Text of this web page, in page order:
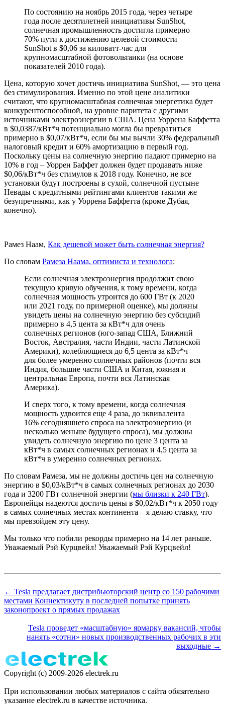
По состоянию на ноябрь 2015 года, через четыре
года после десятилетней инициативы SunShot,
солнечная промышленность достигла примерно
70% пути к достижению целевой стоимости
SunShot в $0,06 за киловатт-час для
крупномасштабной фотовольтаики (на основе
показателей 2010 года).
Цена, которую хочет достичь инициатива SunShot, — это цена
без стимулирования. Именно по этой цене аналитики
считают, что крупномасштабная солнечная энергетика будет
конкурентоспособной, на уровне паритета с другими
источниками электроэнергии в США. Цена Уоррена Баффетта
в $0,0387/кВт*ч потенциально могла бы превратиться
примерно в $0,07/кВт*ч, если бы мы вычли 30% федеральный
налоговый кредит и 60% амортизацию в первый год.
Поскольку цены на солнечную энергию падают примерно на
10% в год – Уоррен Баффет должен будет продавать ниже
$0,06/кВт*ч без стимулов к 2018 году. Конечно, не все
установки будут построены в сухой, солнечной пустыне
Невады с кредитными рейтингами клиентов такими же
безупречными, как у Уоррена Баффетта (кроме Дубая,
конечно).
Рамез Наам, Как дешевой может быть солнечная энергия?
По словам Рамеза Наама, оптимиста и технолога:
Если солнечная электроэнергия продолжит свою
текущую кривую обучения, к тому времени, когда
солнечная мощность утроится до 600 ГВт (к 2020
или 2021 году, по примерной оценке), мы должны
увидеть цены на солнечную энергию без субсидий
примерно в 4,5 цента за кВт*ч для очень
солнечных регионов (юго-запад США, Ближний
Восток, Австралия, части Индии, части Латинской
Америки), колеблющиеся до 6,5 цента за кВт*ч
для более умеренно солнечных районов (почти вся
Индия, большие части США и Китая, южная и
центральная Европа, почти вся Латинская
Америка).
И сверх того, к тому времени, когда солнечная
мощность удвоится еще 4 раза, до эквивалента
16% сегодняшнего спроса на электроэнергию (и
несколько меньше будущего спроса), мы должны
увидеть солнечную энергию по цене 3 цента за
кВт*ч в самых солнечных регионах и 4,5 цента за
кВт*ч в умеренно солнечных регионах.
По словам Рамеза, мы не должны достичь цен на солнечную
энергию в $0,03/кВт*ч в самых солнечных регионах до 2030
года и 3200 ГВт солнечной энергии (мы близки к 240 ГВт).
Европейцы надеются достичь цены в $0,02/кВт*ч к 2050 году
в самых солнечных местах континента – я делаю ставку, что
мы превзойдем эту цену.
Мы только что побили рекорды примерно на 14 лет раньше.
Уважаемый Рэй Курцвейл! Уважаемый Рэй Курцвейл!
← Tesla предлагает дистрибьюторский центр со 150 рабочими
местами Коннектикуту в последней попытке принять
законопроект о прямых продажах
Tesla проведет «масштабную» ярмарку вакансий, чтобы
нанять «сотни» новых производственных рабочих в эти
выходные →
Copyright (c) 2009-2026 electrek.ru
При использовании любых материалов с сайта обязательно
указание electrek.ru в качестве источника.